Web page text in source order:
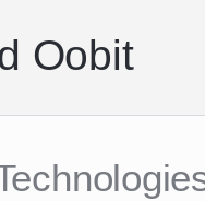
Oobit